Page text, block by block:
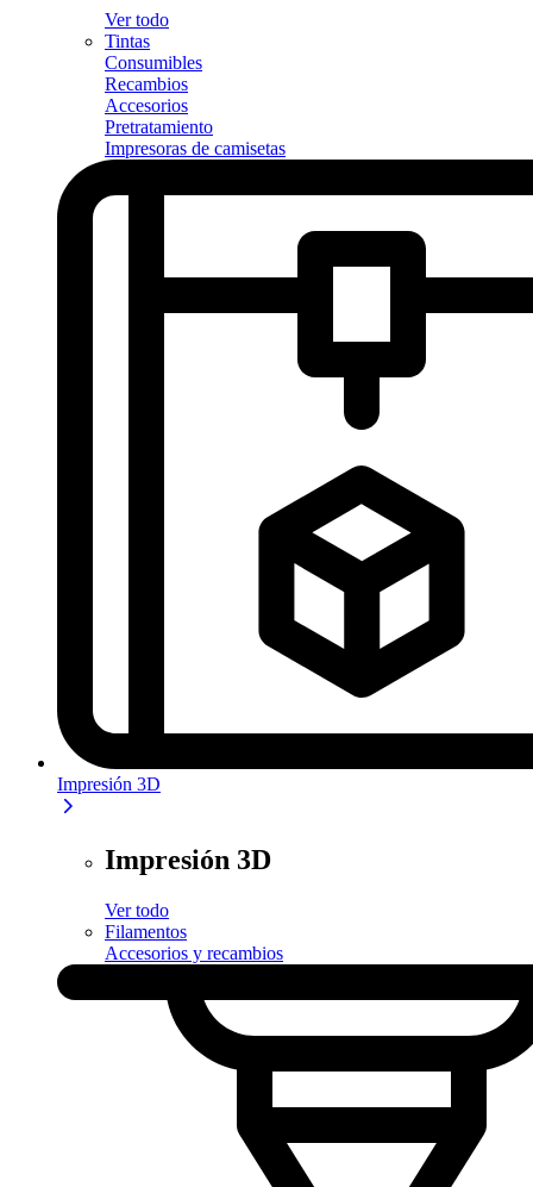
Ver todo
Tintas
Consumibles
Recambios
Accesorios
Pretratamiento
Impresoras de camisetas
Impresión 3D
Impresión 3D
Ver todo
Filamentos
Accesorios y recambios